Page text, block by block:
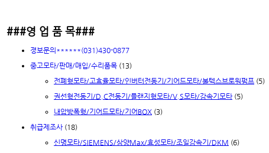
###영 업 품 목###
졍보문의******(031)430-0877
중고모타/판매/매입/수리품목 (13)
전폐형모타/고효율모타/인버터전동기/기어드모타/볼텍스브로워펌프 (5)
권선형전동기/D.C전동기/플랜지형모타/V.S모타/감속기모타 (5)
내압방폭형/기어드모타/기어BOX (3)
취급제조사 (18)
신명모타/SIEMENS/삼양Max/효성모타/조일감속기/DKM (6)